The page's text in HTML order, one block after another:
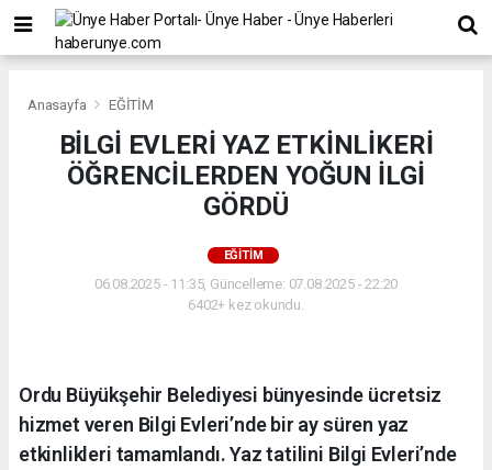
Anasayfa EĞİTİM
BİLGİ EVLERİ YAZ ETKİNLİKERİ
ÖĞRENCİLERDEN YOĞUN İLGİ
GÖRDÜ
EĞİTİM
06.08.2025 - 11:35, Güncelleme: 07.08.2025 - 22:20
6402+ kez okundu.
Ordu Büyükşehir Belediyesi bünyesinde ücretsiz
hizmet veren Bilgi Evleri’nde bir ay süren yaz
etkinlikleri tamamlandı. Yaz tatilini Bilgi Evleri’nde